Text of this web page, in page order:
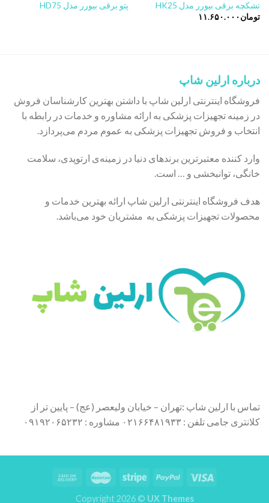
تشکچه برقی بیورر مدل HK25
تومان ۱۱.۶۵۰.۰۰۰
پتو برقی بیورر مدل HD75
درباره ارلین شاپ
فروشگاه اینترنتی ارلین شاپ با داشتن بهترین کارشناسان فروش
در زمینه تجهیزات پزشکی به ارائه مشاوره و خدمات در رابطه با
انتخاب و فروش تجهیزات پزشکی به عموم مردم می‌پردازد.
وارد کننده معتبرترین برندهای دنیا در زمینه‌ی ارتوپدی، سلامت
خانگی، توانبخشی و … است.
هدف فروشگاه اینترنتی ارلین شاپ ارائه بهترین خدمات و
محصولات تجهیزات پزشکی به مشتریان خود می‌باشد.
تماس با ارلین شاپ :تهران – خیابان ولیعصر (عج) – پایین تر از
کلانتری جامی تلفن : ۰۲۱۶۶۴۸۱۹۳۳ مشاوره : ۰۹۱۹۲۰۶۵۲۳۲
Copyright 2026 © UX Themes